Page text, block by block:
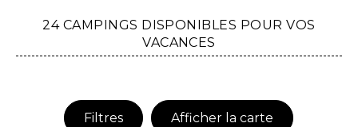
24 CAMPINGS DISPONIBLES POUR VOS
VACANCES
Filtres Afficher la carte